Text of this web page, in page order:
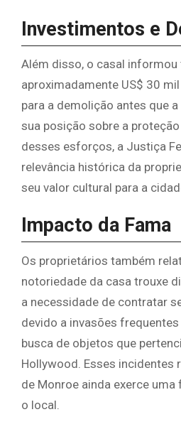
Investimentos e
Além disso, o casal
aproximadamente US$ 30
para a demolição antes que
sua posição sobre a
desses esforços, a Justiça
relevância histórica da
seu valor cultural para a
Impacto da Fama
Os proprietários também
notoriedade da casa trouxe
a necessidade de contratar
devido a invasões
busca de objetos que
Hollywood. Esses incidentes
de Monroe ainda exerce
o local.